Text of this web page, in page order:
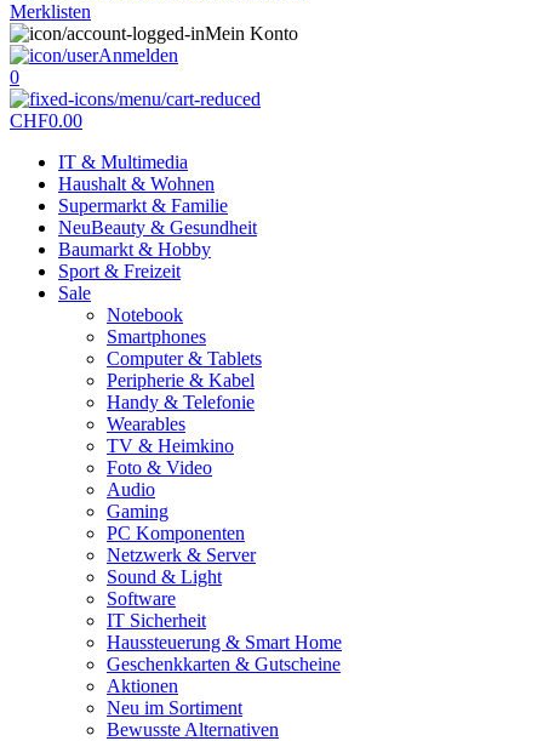
Merklisten
Mein Konto
Anmelden
0
CHF0.00
IT & Multimedia
Haushalt & Wohnen
Supermarkt & Familie
NeuBeauty & Gesundheit
Baumarkt & Hobby
Sport & Freizeit
Sale
Notebook
Smartphones
Computer & Tablets
Peripherie & Kabel
Handy & Telefonie
Wearables
TV & Heimkino
Foto & Video
Audio
Gaming
PC Komponenten
Netzwerk & Server
Sound & Light
Software
IT Sicherheit
Haussteuerung & Smart Home
Geschenkkarten & Gutscheine
Aktionen
Neu im Sortiment
Bewusste Alternativen